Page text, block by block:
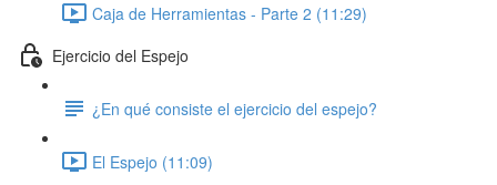
Caja de Herramientas - Parte 2 (11:29)
Ejercicio del Espejo
¿En qué consiste el ejercicio del espejo?
El Espejo (11:09)